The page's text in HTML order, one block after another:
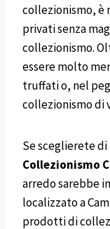
collezionismo, è
privati senza
collezionismo.
essere molto
truffati o, nel
collezionismo di
Se sceglierete
Collezionismo
arredo sarebbe
localizzato a
prodotti di